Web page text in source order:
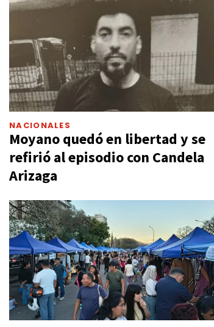
NACIONALES
Moyano quedó en libertad y se
refirió al episodio con Candela
Arizaga